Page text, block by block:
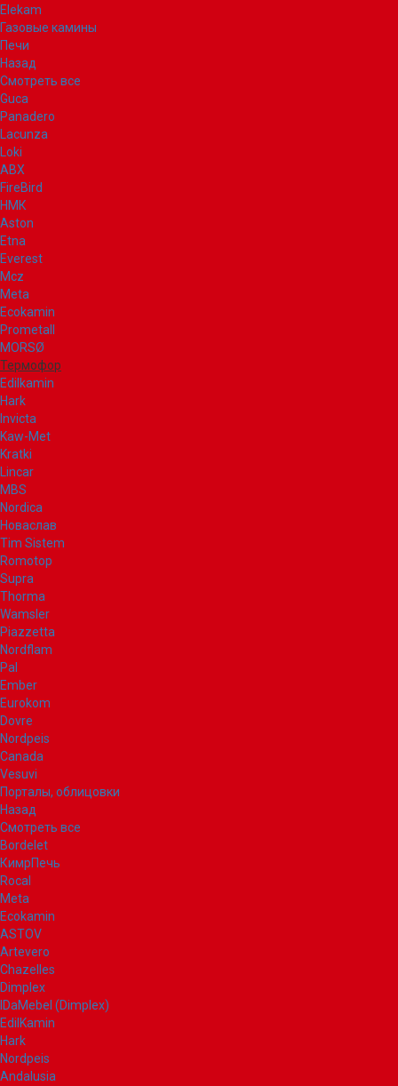
Elekam
Газовые камины
Печи
Назад
Смотреть все
Guca
Panadero
Lacunza
Loki
ABX
FireBird
НМК
Aston
Etna
Everest
Mcz
Meta
Ecokamin
Prometall
MORSØ
Термофор
Edilkamin
Hark
Invicta
Kaw-Met
Kratki
Lincar
MBS
Nordica
Новаслав
Tim Sistem
Romotop
Supra
Thorma
Wamsler
Piazzetta
Nordflam
Pal
Ember
Eurokom
Dovre
Nordpeis
Canada
Vesuvi
Порталы, облицовки
Назад
Смотреть все
Bordelet
КимрПечь
Rocal
Meta
Ecokamin
ASTOV
Artevero
Chazelles
Dimplex
IDaMebel (Dimplex)
EdilKamin
Hark
Nordpeis
Andalusia